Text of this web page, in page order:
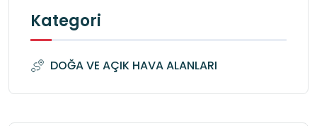
Kategori
DOĞA VE AÇIK HAVA ALANLARI